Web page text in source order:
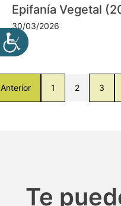
Epifanía Vegetal
30/03/2026
Anterior 1 2 3
Te